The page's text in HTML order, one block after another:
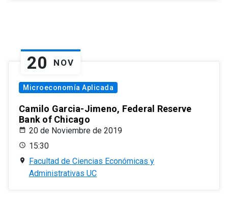
20 NOV
Microeconomía Aplicada
Camilo Garcia-Jimeno, Federal Reserve
Bank of Chicago
20 de Noviembre de 2019
15:30
Facultad de Ciencias Económicas y
Administrativas UC